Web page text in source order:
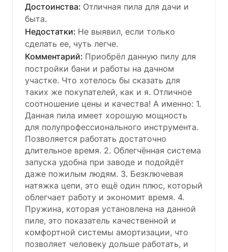
Отличная пила для дачи и
быта.
Не выявил, если только
сделать ее, чуть легче.
Приобрёл данную пилу для
постройки бани и работы на дачном
участке. Что хотелось бы сказать для
таких же покупателей, как и я. Отличное
соотношение цены и качества! А именно: 1.
Данная пила имеет хорошую мощность
для полупрофессионального инструмента.
Позволяется работать достаточно
длительное время. 2. Облегчённая система
запуска удобна при заводе и подойдёт
даже пожилым людям. 3. Безключевая
натяжка цепи, это ещё один плюс, который
облегчает работу и экономит время. 4.
Пружина, которая установлена на данной
пиле, это показатель качественной и
комфортной системы амортизации, что
позволяет человеку дольше работать, и